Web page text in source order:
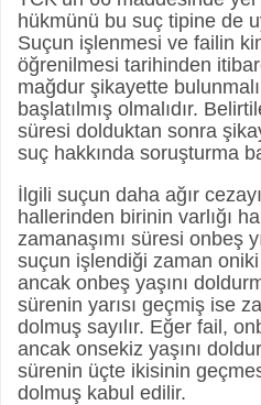
hükmünü bu suç tipine de
Suçun işlenmesi ve failin
öğrenilmesi tarihinden
mağdur şikayette
başlatılmış olmalıdır.
süresi dolduktan sonra
suç hakkında soruşturma
İlgili suçun daha ağır
hallerinden birinin varlığı
zamanaşımı süresi onbeş
suçun işlendiği zaman oniki
ancak onbeş yaşını
sürenin yarısı geçmiş ise
dolmuş sayılır. Eğer fail,
ancak onsekiz yaşını
sürenin üçte ikisinin
dolmuş kabul edilir.